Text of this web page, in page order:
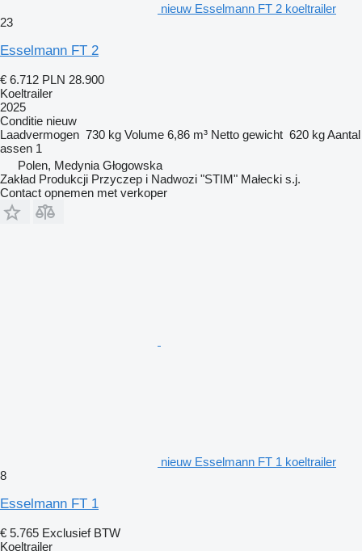
nieuw Esselmann FT 2 koeltrailer
23
Esselmann FT 2
€ 6.712 PLN 28.900
Koeltrailer
2025
Conditie nieuw
Laadvermogen 730 kg Volume 6,86 m³ Netto gewicht 620 kgAantal
assen 1
Polen, Medynia Głogowska
Zakład Produkcji Przyczep i Nadwozi "STIM" Małecki s.j.
Contact opnemen met verkoper
nieuw Esselmann FT 1 koeltrailer
8
Esselmann FT 1
€ 5.765 Exclusief BTW
Koeltrailer